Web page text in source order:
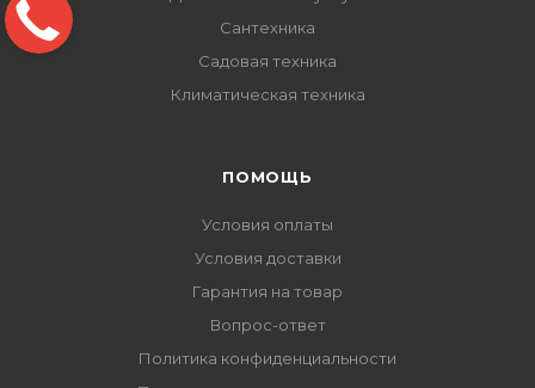
Сантехника
Садовая техника
Климатическая техника
ПОМОЩЬ
Условия оплаты
Условия доставки
Гарантия на товар
Вопрос-ответ
Политика конфиденциальности